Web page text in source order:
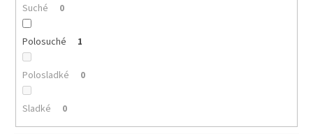
Dárkové
balení
vína
Delikatesy
vínu
Vývrtky
Suché 0
Polosuché 1
Polosladké 0
Sladké 0